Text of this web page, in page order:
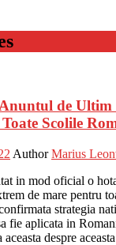
de Ultim
Scolile
Author Marius
in mod oficial o
de mare pentru
strategia
fie aplicata in
despre